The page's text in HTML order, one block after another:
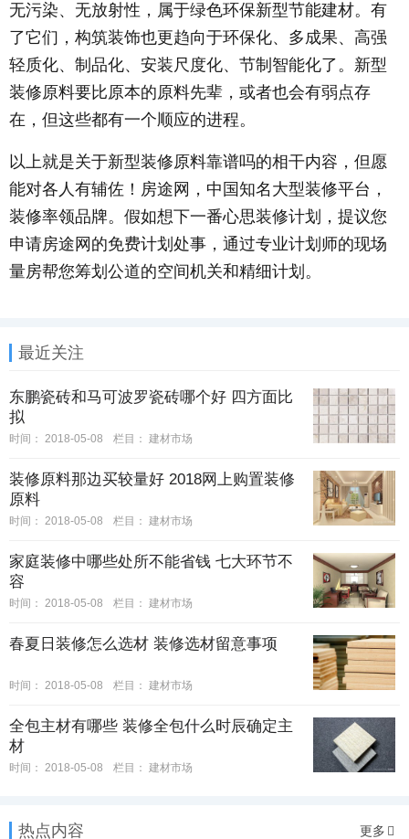
无污染、无放射性，属于绿色环保新型节能建材。有
了它们，构筑装饰也更趋向于环保化、多成果、高强
轻质化、制品化、安装尺度化、节制智能化了。新型
装修原料要比原本的原料先辈，或者也会有弱点存
在，但这些都有一个顺应的进程。
以上就是关于新型装修原料靠谱吗的相干内容，但愿
能对各人有辅佐！房途网，中国知名大型装修平台，
装修率领品牌。假如想下一番心思装修计划，提议您
申请房途网的免费计划处事，通过专业计划师的现场
量房帮您筹划公道的空间机关和精细计划。
最近关注
东鹏瓷砖和马可波罗瓷砖哪个好 四方面比
拟
时间： 2018-05-08 栏目： 建材市场
装修原料那边买较量好 2018网上购置装修
原料
时间： 2018-05-08 栏目： 建材市场
家庭装修中哪些处所不能省钱 七大环节不
容
时间： 2018-05-08 栏目： 建材市场
春夏日装修怎么选材 装修选材留意事项
时间： 2018-05-08 栏目： 建材市场
全包主材有哪些 装修全包什么时辰确定主
材
时间： 2018-05-08 栏目： 建材市场
热点内容 更多